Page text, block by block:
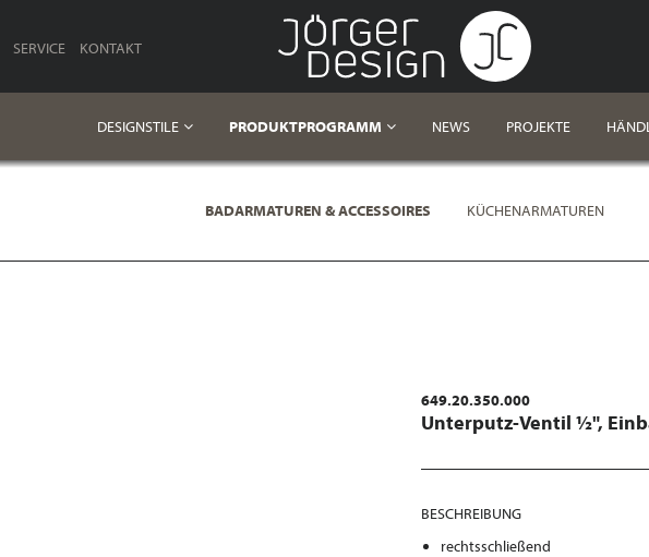
SERVICE KONTAKT
DESIGNSTILE PRODUKTPROGRAMM NEWS PROJEKTE
BADARMATUREN & ACCESSOIRES KÜCHENARMATUREN
649.20.350.000
Unterputz-Ventil ½",
BESCHREIBUNG
rechtsschließend